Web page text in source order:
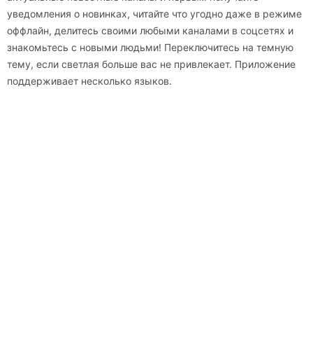
уведомления о новинках, читайте что угодно даже в режиме
оффлайн, делитесь своими любыми каналами в соцсетях и
знакомьтесь с новыми людьми! Переключитесь на темную
тему, если светлая больше вас не привлекает. Приложение
поддерживает несколько языков.